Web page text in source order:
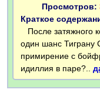
Просмотров:
Краткое
После затяжного
один шанс Тиграну
примирение с
идиллия в паре?..